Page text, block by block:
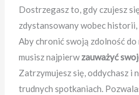
Dostrzegasz to, gdy czujesz
zdystansowany wobec historii,
Aby chronić swoją zdolność
musisz najpierwzauważyć
Zatrzymujesz się, oddychasz i
trudnych spotkaniach.